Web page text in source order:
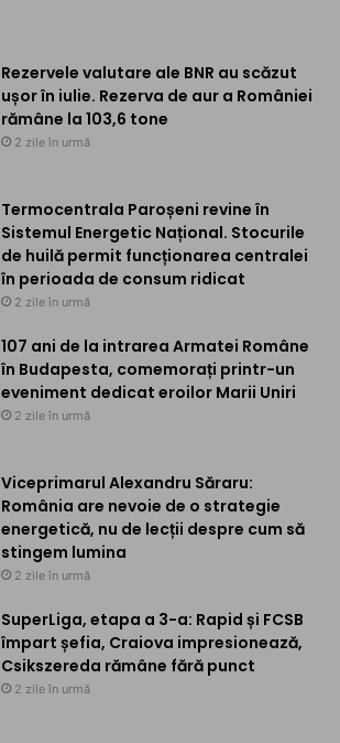
Rezervele valutare ale BNR au scăzut
ușor în iulie. Rezerva de aur a României
rămâne la 103,6 tone
2 zile în urmă
Termocentrala Paroșeni revine în
Sistemul Energetic Național. Stocurile
de huilă permit funcționarea centralei
în perioada de consum ridicat
2 zile în urmă
107 ani de la intrarea Armatei Române
în Budapesta, comemorați printr-un
eveniment dedicat eroilor Marii Uniri
2 zile în urmă
Viceprimarul Alexandru Săraru:
România are nevoie de o strategie
energetică, nu de lecții despre cum să
stingem lumina
2 zile în urmă
SuperLiga, etapa a 3-a: Rapid și FCSB
împart șefia, Craiova impresionează,
Csikszereda rămâne fără punct
2 zile în urmă